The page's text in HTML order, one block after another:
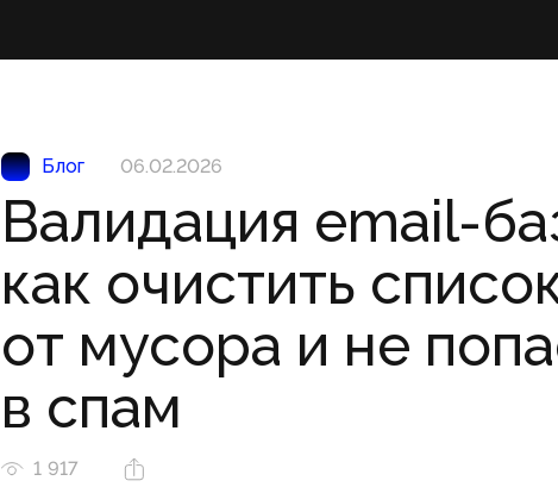
Блог 06.02.2026
Валидация email-
как очистить
от мусора и не
в спам
1 917